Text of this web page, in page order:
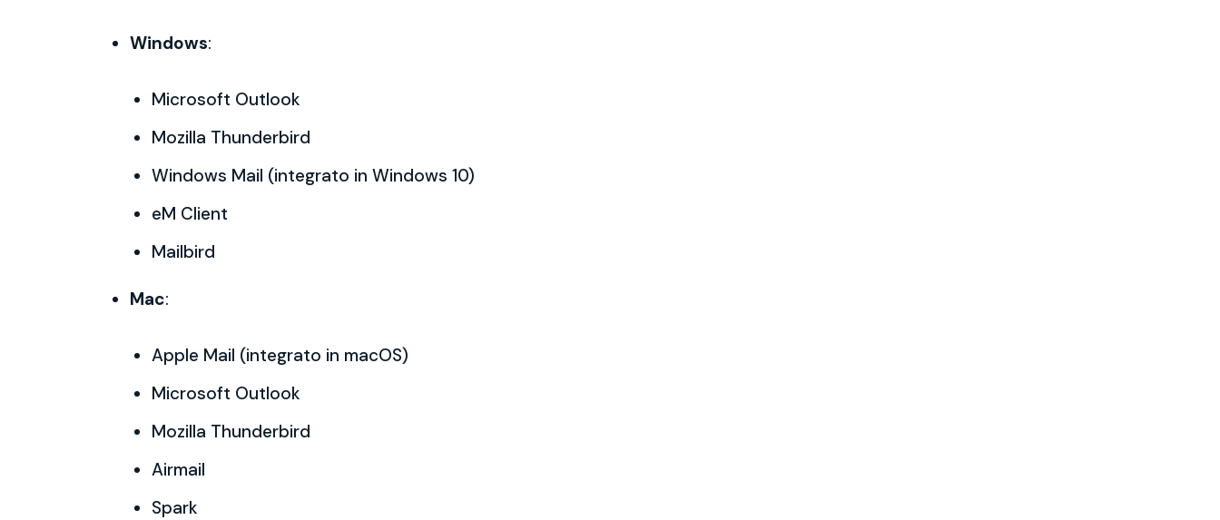
Windows:
Microsoft Outlook
Mozilla Thunderbird
Windows Mail (integrato in Windows 10)
eM Client
Mailbird
Mac:
Apple Mail (integrato in macOS)
Microsoft Outlook
Mozilla Thunderbird
Airmail
Spark